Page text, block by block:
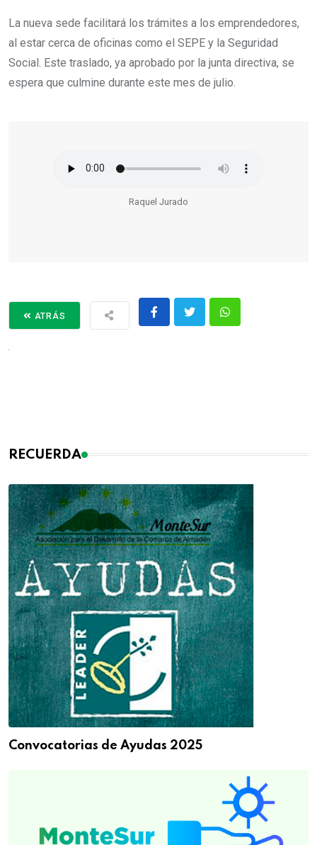
La nueva sede facilitará los trámites a los emprendedores,
al estar cerca de oficinas como el SEPE y la Seguridad
Social. Este traslado, ya aprobado por la junta directiva, se
espera que culmine durante este mes de julio.
Raquel Jurado
ATRÁS
RECUERDA
Convocatorias de Ayudas 2025